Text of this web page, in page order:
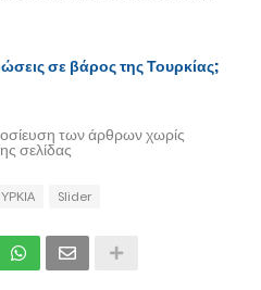
σε βάρος της Τουρκίας;
των άρθρων χωρίς
σελίδας
Slider